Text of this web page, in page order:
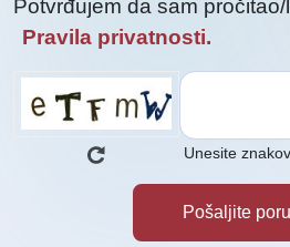
Potvrđujem da sam
Pravila privatnosti.
Unesite